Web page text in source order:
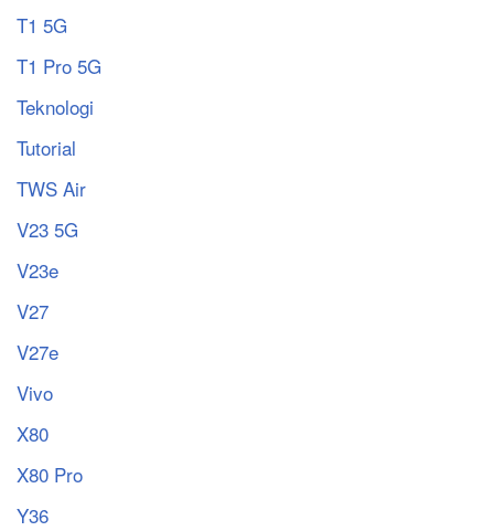
T1 5G
T1 Pro 5G
Teknologi
Tutorial
TWS Air
V23 5G
V23e
V27
V27e
Vivo
X80
X80 Pro
Y36